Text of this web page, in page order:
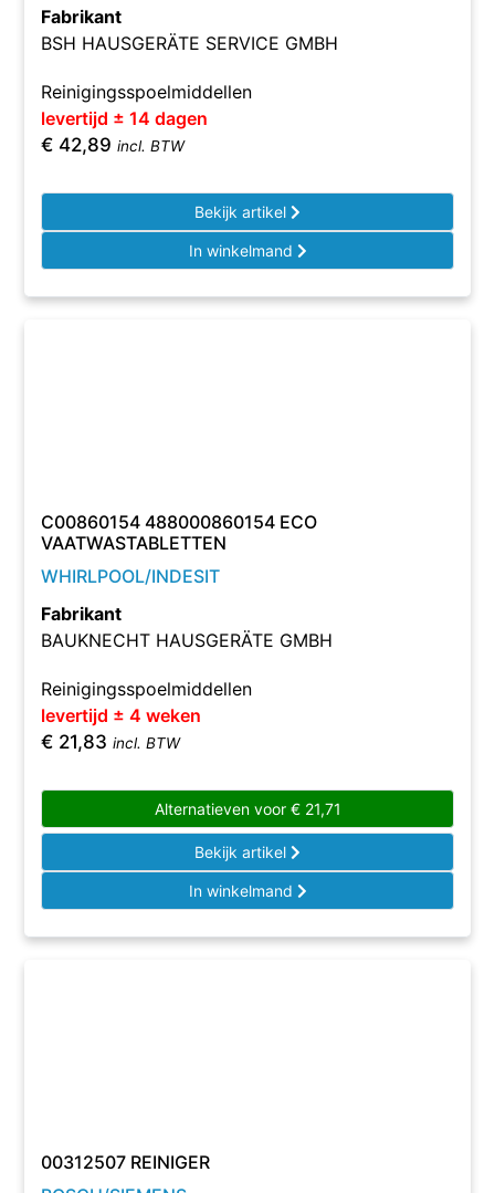
Fabrikant
BSH HAUSGERÄTE SERVICE GMBH
Reinigingsspoelmiddellen
levertijd ± 14 dagen
€ 42,89 incl. BTW
Bekijk artikel
In winkelmand
C00860154 488000860154 ECO
VAATWASTABLETTEN
WHIRLPOOL/INDESIT
Fabrikant
BAUKNECHT HAUSGERÄTE GMBH
Reinigingsspoelmiddellen
levertijd ± 4 weken
€ 21,83 incl. BTW
Alternatieven voor €21,71
Bekijk artikel
In winkelmand
00312507 REINIGER